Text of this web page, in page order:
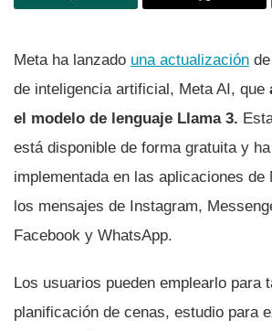
Meta ha lanzado una actualización
de inteligencia artificial, Meta AI, que
el modelo de lenguaje Llama 3.
está disponible de forma gratuita y
implementada en las aplicaciones de
los mensajes de Instagram,
Facebook y WhatsApp.
Los usuarios pueden emplearlo para
planificación de cenas, estudio para